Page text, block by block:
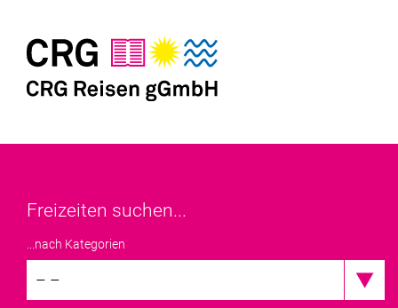
Freizeiten suchen...
...nach Kategorien
– –